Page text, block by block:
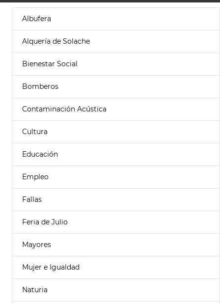
Albufera
Alquería de Solache
Bienestar Social
Bomberos
Contaminación Acústica
Cultura
Educación
Empleo
Fallas
Feria de Julio
Mayores
Mujer e Igualdad
Naturia